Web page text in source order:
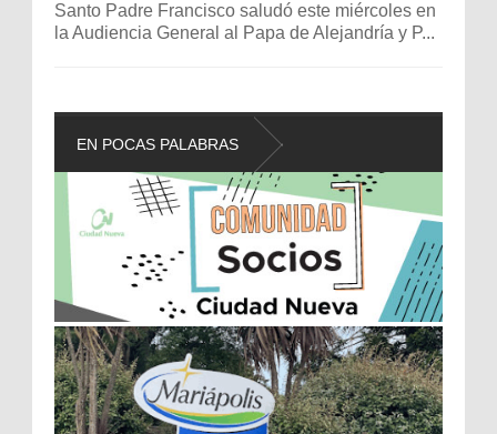
Santo Padre Francisco saludó este miércoles en
la Audiencia General al Papa de Alejandría y P...
EN POCAS PALABRAS